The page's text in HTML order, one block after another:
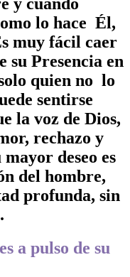
lo hace Él,
muy fácil caer
su Presencia en
quien no lo
sentirse
la voz de Dios,
rechazo y
deseo es
del hombre,
profunda, sin
a pulso de su